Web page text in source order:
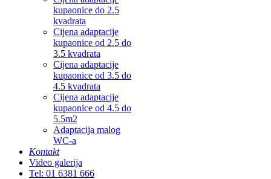
kupaonice do 2.5
kvadrata
Cijena adaptacije
kupaonice od 2.5 do
3.5 kvadrata
Cijena adaptacije
kupaonice od 3.5 do
4.5 kvadrata
Cijena adaptacije
kupaonice od 4.5 do
5.5m2
Adaptacija malog
WC-a
Kontakt
Video galerija
Tel: 01 6381 666